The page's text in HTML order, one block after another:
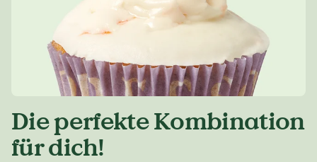
Die perfekte Kombination
für dich!